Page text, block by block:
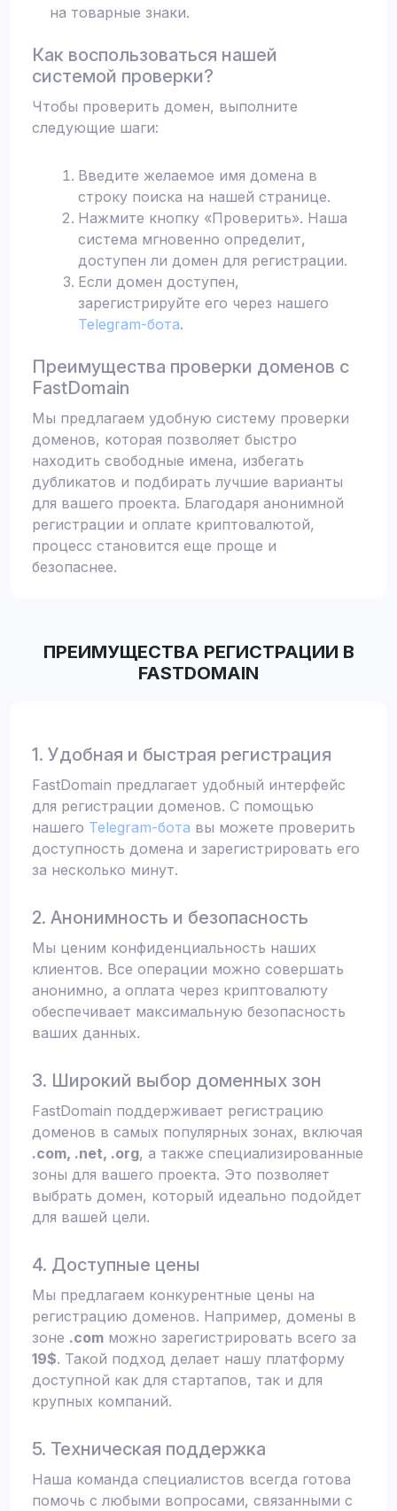
на товарные знаки.
Как воспользоваться нашей
системой проверки?
Чтобы проверить домен, выполните
следующие шаги:
Введите желаемое имя домена в
строку поиска на нашей странице.
Нажмите кнопку «Проверить». Наша
система мгновенно определит,
доступен ли домен для регистрации.
Если домен доступен,
зарегистрируйте его через нашего
Telegram-бота.
Преимущества проверки доменов с
FastDomain
Мы предлагаем удобную систему проверки
доменов, которая позволяет быстро
находить свободные имена, избегать
дубликатов и подбирать лучшие варианты
для вашего проекта. Благодаря анонимной
регистрации и оплате криптовалютой,
процесс становится еще проще и
безопаснее.
ПРЕИМУЩЕСТВА РЕГИСТРАЦИИ В
FASTDOMAIN
1. Удобная и быстрая регистрация
FastDomain предлагает удобный интерфейс
для регистрации доменов. С помощью
нашего Telegram-бота вы можете проверить
доступность домена и зарегистрировать его
за несколько минут.
2. Анонимность и безопасность
Мы ценим конфиденциальность наших
клиентов. Все операции можно совершать
анонимно, а оплата через криптовалюту
обеспечивает максимальную безопасность
ваших данных.
3. Широкий выбор доменных зон
FastDomain поддерживает регистрацию
доменов в самых популярных зонах, включая
.com, .net, .org, а также специализированные
зоны для вашего проекта. Это позволяет
выбрать домен, который идеально подойдет
для вашей цели.
4. Доступные цены
Мы предлагаем конкурентные цены на
регистрацию доменов. Например, домены в
зоне .com можно зарегистрировать всего за
19$. Такой подход делает нашу платформу
доступной как для стартапов, так и для
крупных компаний.
5. Техническая поддержка
Наша команда специалистов всегда готова
помочь с любыми вопросами, связанными с